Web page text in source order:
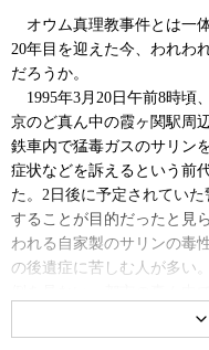
オウム真理教事件とは一
20年目を迎えた今、われわ
だろうか。
1995年3月20日午前8時頃
京のど真ん中の霞ヶ関駅周
鉄車内で猛毒ガスのサリン
症状などを訴えるという前
た。2日後に予定されてい
することが目的だったと見
われる自家製のサリンの毒
の後遺症に苦しむ人が多い
器が使われるという、歴史
その後、新興宗教団体の